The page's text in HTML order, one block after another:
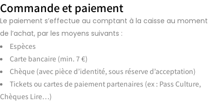
Commande et paiement
Le paiement s’effectue au comptant à la caisse au moment
de l’achat, par les moyens suivants :
Espèces
Carte bancaire (min. 7 €)
Chèque (avec pièce d’identité, sous réserve d’acceptation)
Tickets ou cartes de paiement partenaires (ex : Pass Culture,
Chèques Lire…)